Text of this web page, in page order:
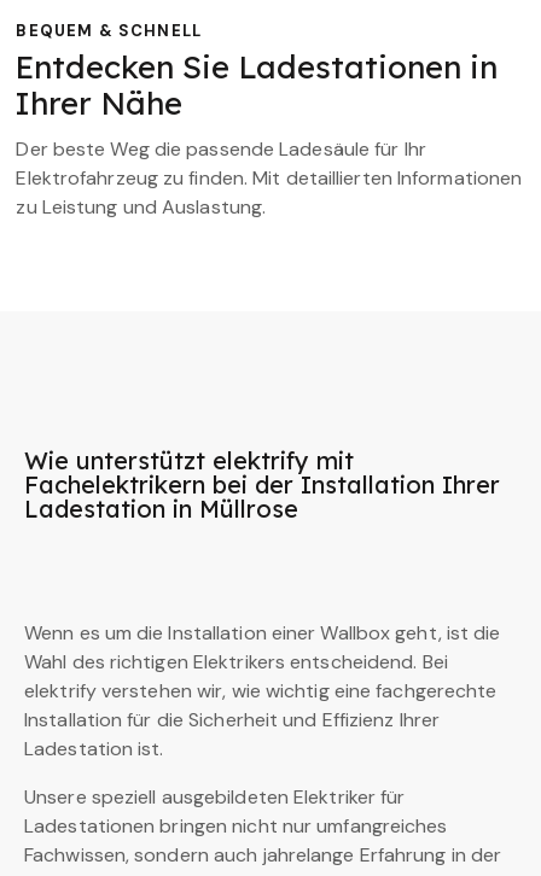
BEQUEM & SCHNELL
Entdecken Sie Ladestationen in
Ihrer Nähe
Der beste Weg die passende Ladesäule für Ihr
Elektrofahrzeug zu finden. Mit detaillierten Informationen
zu Leistung und Auslastung.
Wie unterstützt elektrify mit
Fachelektrikern bei der Installation Ihrer
Ladestation in Müllrose
Wenn es um die Installation einer Wallbox geht, ist die
Wahl des richtigen Elektrikers entscheidend. Bei
elektrify verstehen wir, wie wichtig eine fachgerechte
Installation für die Sicherheit und Effizienz Ihrer
Ladestation ist.
Unsere speziell ausgebildeten Elektriker für
Ladestationen bringen nicht nur umfangreiches
Fachwissen, sondern auch jahrelange Erfahrung in der